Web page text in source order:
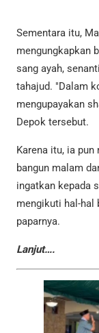
Sementara itu,
mengungkapkan
sang ayah,
tahajud. "Dalam
mengupayakan
Depok tersebut.
Karena itu, ia
bangun malam
ingatkan kepada
mengikuti hal-hal
paparnya.
Lanjut….